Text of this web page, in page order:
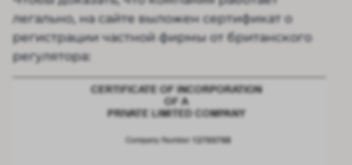
легально, на сайте выложен сертификат о
регистрации частной фирмы от британского
регулятора: